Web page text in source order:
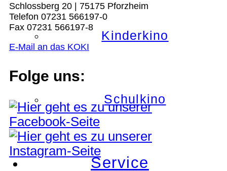
Kinderkino
Schulkino
Service
Schlossberg 20 | 75175 Pforzheim
Telefon 07231 566197-0
Fax 07231 566197-8
E-Mail an das KOKI
Folge uns: